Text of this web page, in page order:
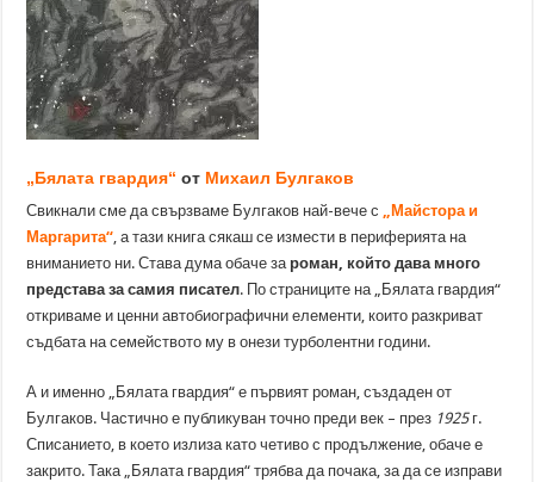
„Бялата гвардия“ от Михаил Булгаков
Свикнали сме да свързваме Булгаков най-вече с „Майстора и
Маргарита“, а тази книга сякаш се измести в периферията на
вниманието ни. Става дума обаче зароман, който дава много
представа за самия писател. По страниците на „Бялата гвардия“
откриваме и ценни автобиографични елементи, които разкриват
съдбата на семейството му в онези турболентни години.
А и именно „Бялата гвардия“ е първият роман, създаден от
Булгаков. Частично е публикуван точно преди век – през 1925г.
Списанието, в което излиза като четиво с продължение, обаче е
закрито. Така „Бялата гвардия“ трябва да почака, за да се изправи